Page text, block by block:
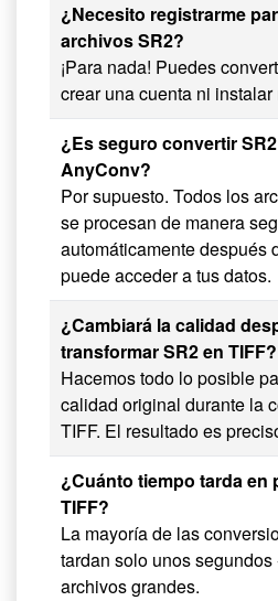
¿Necesito registrarme
archivos SR2?
¡Para nada! Puedes
crear una cuenta ni instalar
¿Es seguro convertir
AnyConv?
Por supuesto. Todos los
se procesan de manera
automáticamente después
puede acceder a tus datos.
¿Cambiará la calidad
transformar SR2 en TIFF?
Hacemos todo lo posible
calidad original durante la
TIFF. El resultado es
¿Cuánto tiempo tarda en
TIFF?
La mayoría de las
tardan solo unos
archivos grandes.